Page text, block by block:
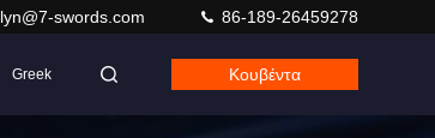
lyn@7-swords.com 86-189-26459278
Greek Κουβέντα